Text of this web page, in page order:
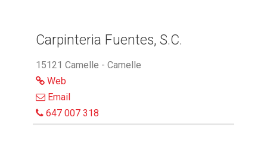
Carpinteria Fuentes, S.C.
15121 Camelle - Camelle
Web
Email
647 007 318